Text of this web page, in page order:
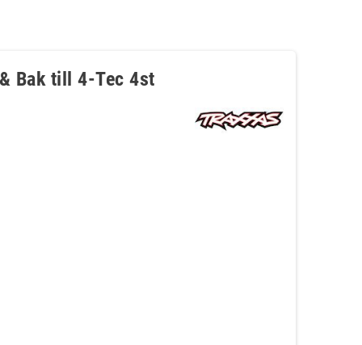
Bak till 4-Tec 4st